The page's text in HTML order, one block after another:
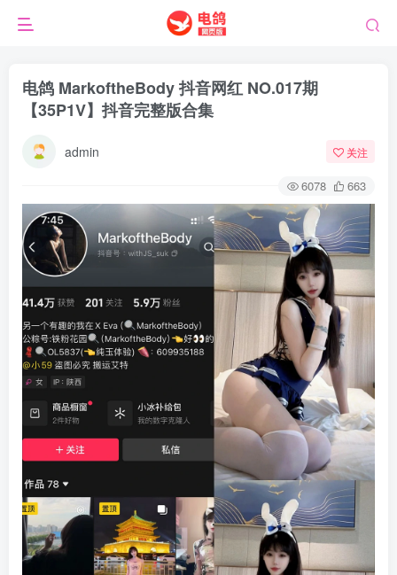
电鸽 MarkoftheBody 抖音网红 NO.017期
【35P1V】抖音完整版合集
admin 关注
6078 663